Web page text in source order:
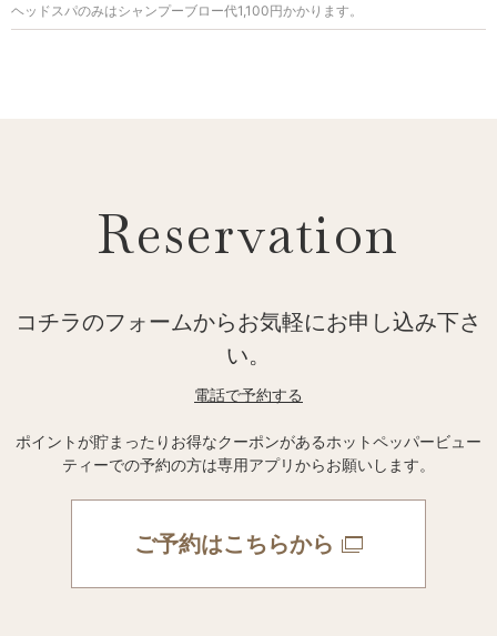
ヘッドスパのみはシャンプーブロー代1,100円かかります。
Reservation
コチラのフォームからお気軽にお申し込み下さ
い。
電話で予約する
ポイントが貯まったりお得なクーポンがあるホットペッパービュー
ティーでの予約の方は専用アプリからお願いします。
ご予約はこちらから